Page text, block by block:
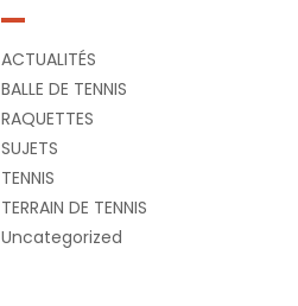
ACTUALITÉS
BALLE DE TENNIS
RAQUETTES
SUJETS
TENNIS
TERRAIN DE TENNIS
Uncategorized